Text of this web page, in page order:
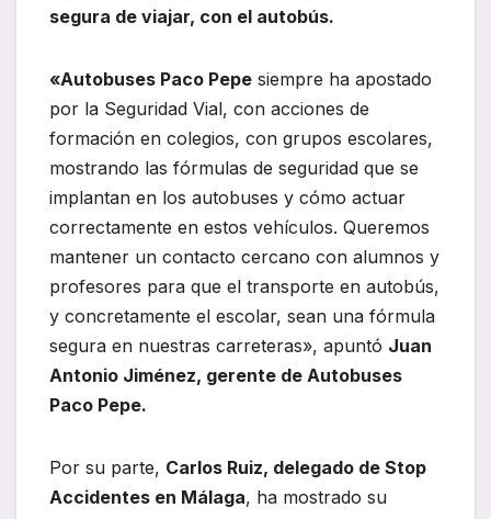
segura de viajar, con el autobús.
«Autobuses Paco Pepe siempre ha apostado
por la Seguridad Vial, con acciones de
formación en colegios, con grupos escolares,
mostrando las fórmulas de seguridad que se
implantan en los autobuses y cómo actuar
correctamente en estos vehículos. Queremos
mantener un contacto cercano con alumnos y
profesores para que el transporte en autobús,
y concretamente el escolar, sean una fórmula
segura en nuestras carreteras», apuntó Juan
Antonio Jiménez, gerente de Autobuses
Paco Pepe.
Por su parte, Carlos Ruiz, delegado de Stop
Accidentes en Málaga, ha mostrado su